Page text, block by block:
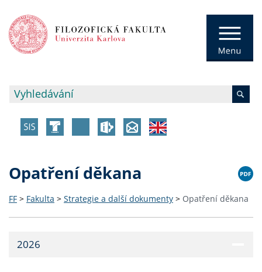
Opatření děkana
FF > Fakulta > Strategie a další dokumenty > Opatření děkana
2026